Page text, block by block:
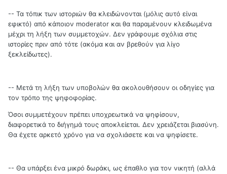
-- Τα τόπικ των ιστοριών θα κλειδώνονται (μόλις αυτό είναι
εφικτό) από κάποιον moderator και θα παραμένουν κλειδωμένα
μέχρι τη λήξη των συμμετοχών. Δεν γράφουμε σχόλια στις
ιστορίες πριν από τότε (ακόμα και αν βρεθούν για λίγο
ξεκλείδωτες).
-- Μετά τη λήξη των υποβολών θα ακολουθήσουν οι οδηγίες για
τον τρόπο της ψηφοφορίας.
Όσοι συμμετέχουν πρέπει υποχρεωτικά να ψηφίσουν,
διαφορετικά το διήγημά τους αποκλείεται. Δεν χρειάζεται βιασύνη.
Θα έχετε αρκετό χρόνο για να σχολιάσετε και να ψηφίσετε.
-- Θα υπάρξει ένα μικρό δωράκι, ως έπαθλο για τον νικητή (αλλά